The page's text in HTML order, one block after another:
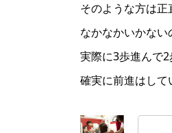
そのような方は
なかなかいかな
実際に3歩進んで
確実に前進はして